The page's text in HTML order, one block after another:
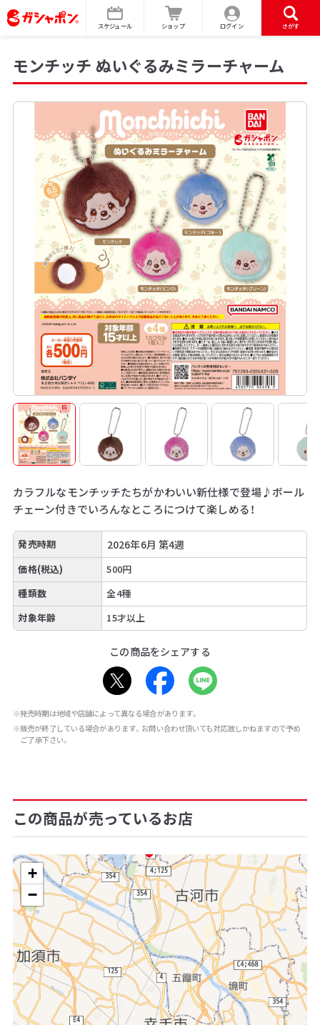
スケジュール ショップ ログイン さがす
モンチッチ ぬいぐるみミラーチャーム
カラフルなモンチッチたちがかわいい新仕様で登場♪ボール
チェーン付きでいろんなところにつけて楽しめる！
発売時期 2026年6月 第4週
価格(税込)
500円
種類数
全4種
対象年齢
15才以上
この商品をシェアする
※発売時期は地域や店舗によって異なる場合があります。
※販売が終了している場合があります。お問い合わせ頂いても対応致しかねますので予め
ご了承下さい。
この商品が売っているお店
+
−